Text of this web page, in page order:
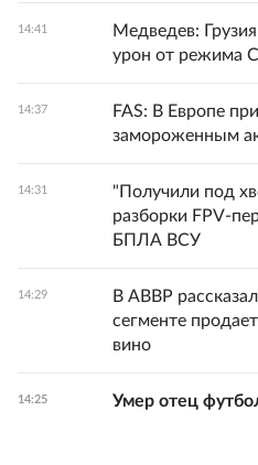
14:41
Медведев:
урон от режима
14:37
FAS: В Европе
замороженным
14:31
"Получили под
разборки FPV-
БПЛА ВСУ
14:29
В АВВР
сегменте
вино
14:25 Умер отец